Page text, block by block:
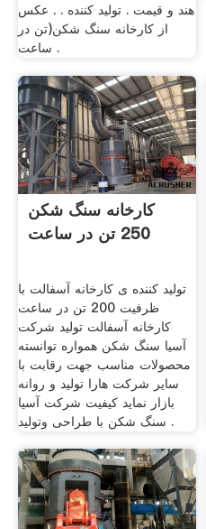
هند و قیمت . تولید کننده . . عکس
از کارخانه سنگ شکن(تن در
ساعت .
کارخانه سنگ شکن
250 تن در ساعت
تولید کننده ی کارخانه آسفالت با
ظرفیت 200 تن در ساعت
کارخانه آسفالت تولید شرکت
آسیا سنگ شکن همواره توانسته
محصولات مناسب جهت رقابت با
سایر شرکت هارا تولید و روانه
بازار نماید کیفیت شرکت آسیا
سنگ شکن با طراحی وتولید .